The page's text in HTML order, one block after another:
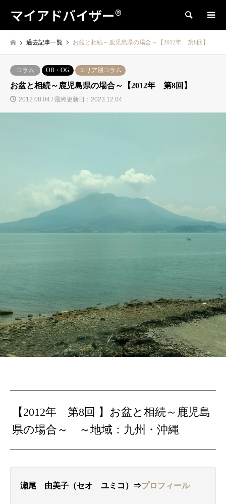
マイアドバイザー® 検索
過去記事一覧 お盆と相続～鹿児島県の場合～【2012年 第8回】
コラム OB・OG エリア別コラム
お盆と相続～鹿児島県の場合～【2012年 第8回】
2012.08.04 / 最終更新日：2023.12.04
【2012年 第8回 】 お盆と相続～鹿児島
県の場合～
～地域：九州・沖縄
瀬尾 由美子（セオ ユミコ）⇒プロフィール